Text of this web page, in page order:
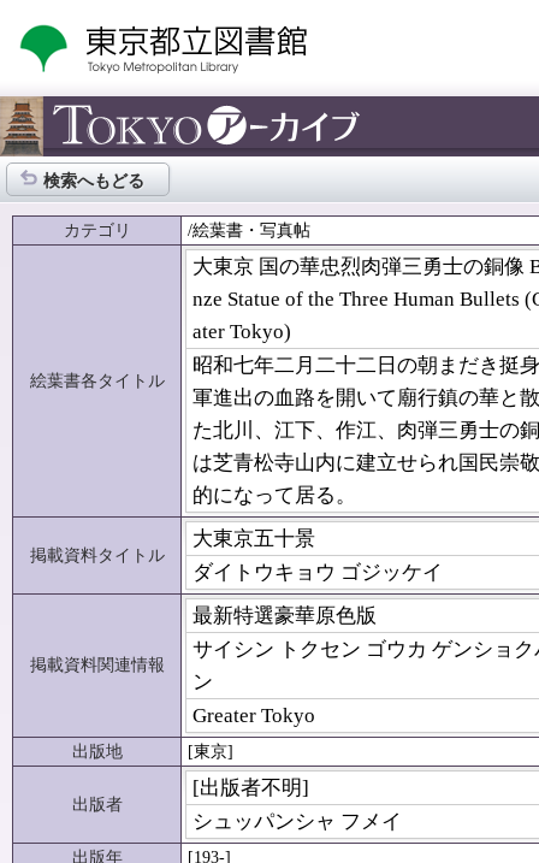
検索へもどる
カテゴリ /絵葉書・写真帖
絵葉書各タイトル
大東京 国の華忠烈肉弾三勇士の銅像
nze Statue of the Three Human Bullets
ater Tokyo)
昭和七年二月二十二日の朝まだき挺
軍進出の血路を開いて廟行鎮の華と
た北川、江下、作江、肉弾三勇士の
は芝青松寺山内に建立せられ国民崇
的になって居る。
掲載資料タイトル
大東京五十景
ダイトウキョウ ゴジッケイ
掲載資料関連情報
最新特選豪華原色版
サイシン トクセン ゴウカ ゲンショク
ン
Greater Tokyo
出版地 [東京]
出版者
[出版者不明]
シュッパンシャ フメイ
出版年
[193-]